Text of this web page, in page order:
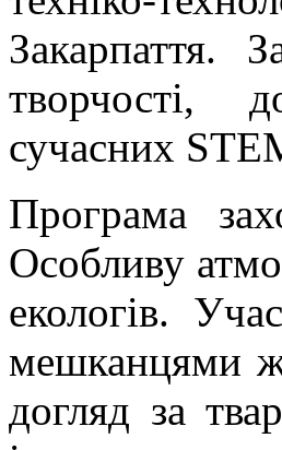
Закарпаття.
творчості,
сучасних
Програма
Особливу
екологів.
мешканцями
догляд за